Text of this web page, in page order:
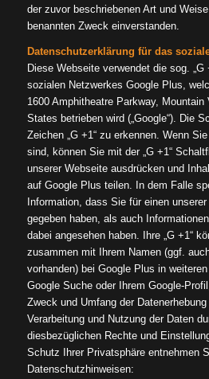
der zuvor beschriebenen Art und
benannten Zweck einverstanden.
Datenschutzerklärung für das
Diese Webseite verwendet die sog. „G
sozialen Netzwerkes Google Plus,
1600 Amphitheatre Parkway, Mountain
States betrieben wird („Google“). Die
Zeichen „G +1“ zu erkennen. Wenn
sind, können Sie mit der „G +1“
unserer Webseite ausdrücken und
auf Google Plus teilen. In dem Falle
Information, dass Sie für einen unserer
gegeben haben, als auch
dabei angesehen haben. Ihre „G +1“
zusammen mit Ihrem Namen (ggf.
vorhanden) bei Google Plus in
Google Suche oder Ihrem Google-
Zweck und Umfang der
Verarbeitung und Nutzung der Daten
diesbezüglichen Rechte und
Schutz Ihrer Privatsphäre entnehmen
Datenschutzhinweisen: